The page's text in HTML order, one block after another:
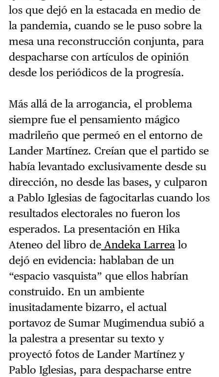
los que dejó en la estacada en medio de
la pandemia, cuando se le puso sobre la
mesa una reconstrucción conjunta, para
despacharse con artículos de opinión
desde los periódicos de la progresía.
Más allá de la arrogancia, el problema
siempre fue el pensamiento mágico
madrileño que permeó en el entorno de
Lander Martínez. Creían que el partido se
había levantado exclusivamente desde su
dirección, no desde las bases, y culparon
a Pablo Iglesias de fagocitarlas cuando los
resultados electorales no fueron los
esperados. La presentación en Hika
Ateneo del libro deAndeka Larrealo
dejó en evidencia: hablaban de un
“espacio vasquista” que ellos habrían
construido. En un ambiente
inusitadamente bizarro, el actual
portavoz de Sumar Mugimendua subió a
la palestra a presentar su texto y
proyectó fotos de Lander Martínez y
Pablo Iglesias, para despacharse entre